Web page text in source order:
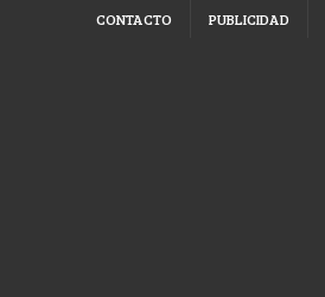
CONTACTO PUBLICIDAD